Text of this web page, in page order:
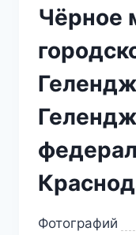
Чёрное
Фотографий